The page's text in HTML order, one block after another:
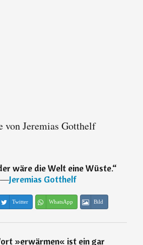
von Jeremias Gotthelf
wäre die Welt eine Wüste.“
―Jeremias Gotthelf
Twitter WhatsApp Bild
»erwärmen« ist ein gar